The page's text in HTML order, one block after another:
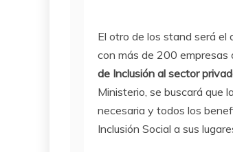
El otro de los stand será el
con más de 200 empresas
de Inclusión al sector
Ministerio, se buscará que
necesaria y todos los
Inclusión Social a sus